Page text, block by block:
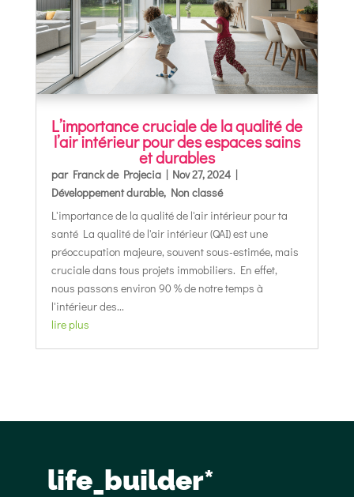
L’importance cruciale de la qualité de
l’air intérieur pour des espaces sains
et durables
par Franck de Projecia| Nov 27, 2024|
Développement durable, Non classé
L'importance de la qualité de l'air intérieur pour ta
santé La qualité de l'air intérieur (QAI) est une
préoccupation majeure, souvent sous-estimée, mais
cruciale dans tous projets immobiliers. En effet,
nous passons environ 90 % de notre temps à
l'intérieur des...
lire plus
life_builder*